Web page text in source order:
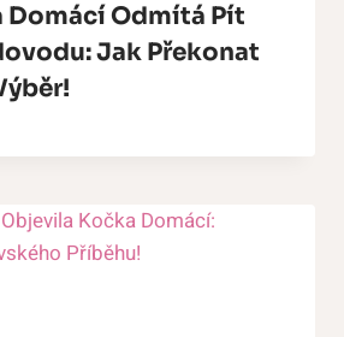
Domácí Odmítá Pít
Jak Překonat